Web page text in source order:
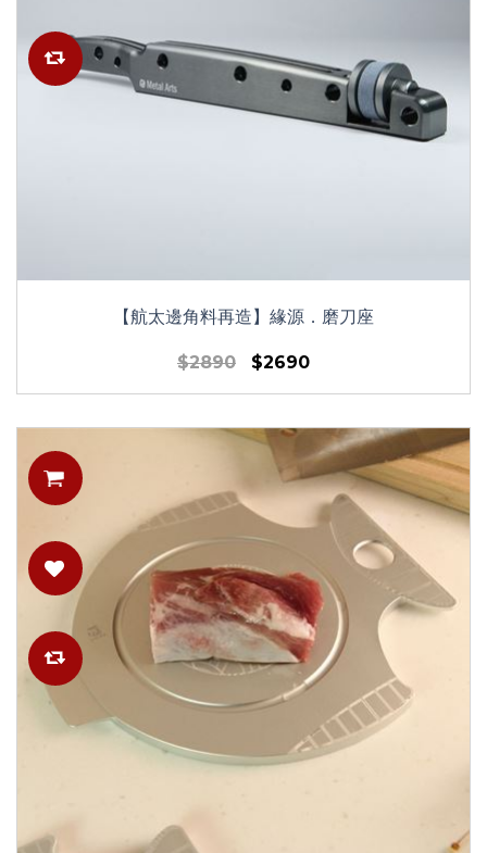
【航太邊角料再造】緣源．磨刀座
$2890 $2690